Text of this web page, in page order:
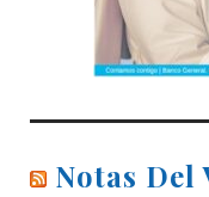
Notas Del